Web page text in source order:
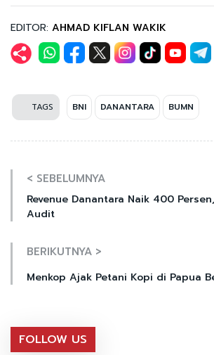
EDITOR: AHMAD KIFLAN WAKIK
TAGS BNI DANANTARA BUMN
< SEBELUMNYA
Revenue Danantara Naik 400
Audit
BERIKUTNYA >
Menkop Ajak Petani Kopi di Papua
FOLLOW US